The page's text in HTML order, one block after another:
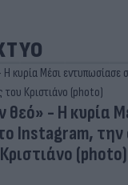
θεό» - Η κυρία
Instagram, την
(photo)